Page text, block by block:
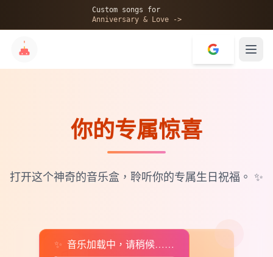
Custom songs for
Anniversary & Love ->
💝
你的专属惊喜
打开这个神奇的音乐盒，聆听你的专属生日祝福。 ✨
✨ 音乐加载中，请稍候……